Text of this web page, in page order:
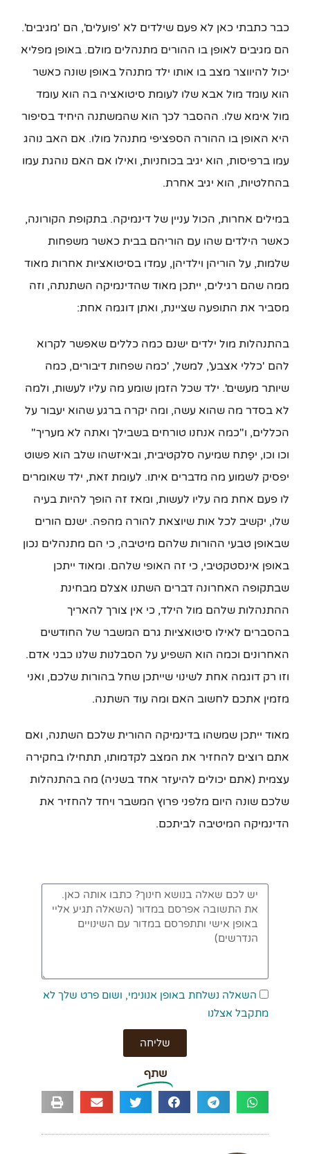
כבר כתבתי כאן לא פעם שילדים לא 'פועלים', הם 'מגיבים'.
הם מגיבים לאופן בו ההורים מתנהלים מולם. באופן מפליא
יכול להיווצר מצב בו אותו ילד מתנהל באופן שונה כאשר
הוא עומד מול אבא שלו לעומת סיטואציה בה הוא עומד
מול אימא שלו. ההסבר לכך הוא שהמשתנה היחיד בסיפור
היא האופן בו ההורה הספציפי מתנהל מולו. אם האב נוהג
עמו ברפיסות, הוא יגיב בכוחניות, ואילו אם האם נוהגת עמו
בהחלטיות, הוא יגיב אחרת.
במילים אחרות, הכול עניין של דינמיקה. בתקופת הקורונה,
כאשר הילדים שהו עם הוריהם בבית כאשר משפחות
שלמות, על הוריהן וילדיהן, עמדו בסיטואציות אחרות מאוד
ממה שהם רגילים, ייתכן מאוד שהדינמיקה השתנתה, וזה
מסביר את התופעה שציינת, ואתן דוגמה אחת:
בהתנהלות מול ילדים ישנם כמה כללים שאפשר לקרוא
להם 'כללי אצבע', למשל, 'כמה שפחות דיבורים, כמה
שיותר מעשים'. ילד שכל הזמן שומע מה עליו לעשות, ולמה
לא בסדר מה שהוא עשה, ומה יקרה ברגע שהוא יעבור על
הכללים, ו"כמה אנחנו טורחים בשבילך ואתה לא מעריך"
וכו וכו, יפַתח שמיעה סלקטיבית, ובאיזשהו שלב הוא פשוט
יפסיק לשמוע מה מדברים איתו. לעומת זאת, ילד שאומרים
לו פעם אחת מה עליו לעשות, ומאז זה הופך להיות בעיה
שלו, יקשיב לכל אות שיוצאת להורה מהפה. ישנם הורים
שבאופן טבעי ההורות שלהם מיטיבה, כי הם מתנהלים נכון
באופן אינסטקטיבי, כי זה האופי שלהם. ומאוד ייתכן
שבתקופה האחרונה דברים השתנו אצלם מבחינת
ההתנהלות שלהם מול הילד, כי אין צורך להאריך
בהסברים לאילו סיטואציות גרם המשבר של החודשים
האחרונים וכמה הוא השפיע על הסבלנות שלנו כבני אדם.
וזו רק דוגמה אחת לשינוי שייתכן שחל בהורות שלכם, ואני
מזמין אתכם לחשוב האם ומה עוד השתנה.
מאוד ייתכן שמשהו בדינמיקה ההורית שלכם השתנה, ואם
אתם רוצים להחזיר את המצב לקדמותו, תתחילו בחקירה
עצמית (אתם יכולים להיעזר אחד בשניה) מה בהתנהלות
שלכם שונה היום מלפני פרוץ המשבר ויחד להחזיר את
הדינמיקה המיטיבה לביתכם.
השאלה נשלחת באופן אנונימי, ושום פרט שלך לא
מתקבל אצלנו
שליחה
שתף